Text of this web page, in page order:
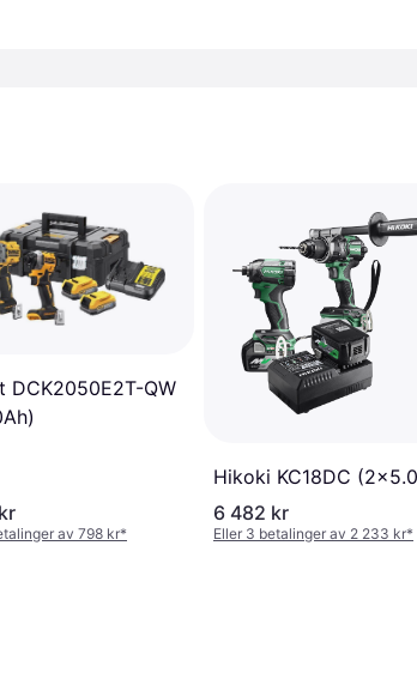
DCK2050E2T-QW
av 798 kr*
Hikoki KC18DC
6 482 kr
Eller 3 betalinger av 2 233 kr*